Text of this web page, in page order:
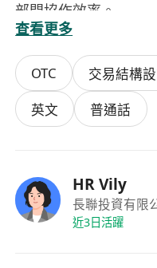
部門協作效率。
7.⁠ ⁠根據業務發展需要
理機制，提升運營標
任職要求
1.⁠ ⁠本科及以上學歷，
營銷或相關專業優先。
運營經驗。
3.⁠ ⁠熟悉 OTC 業務模式
具備實際項目經驗者優
查看更多
OTC 交易結構
英文
普通話
HR Vily
長聯投資有限
近3日活躍